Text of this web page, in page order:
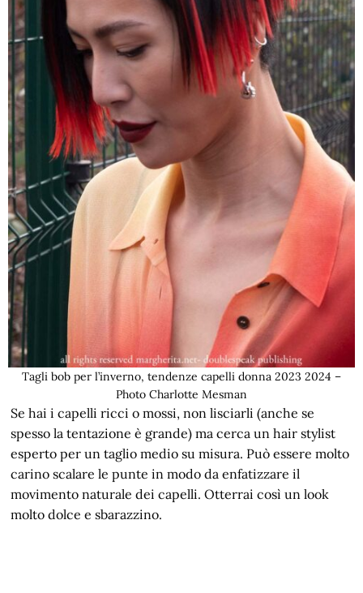
Tagli bob per l’inverno, tendenze capelli donna 2023 2024 –
Photo Charlotte Mesman
Se hai i capelli ricci o mossi, non lisciarli (anche se
spesso la tentazione è grande) ma cerca un hair stylist
esperto per un taglio medio su misura. Può essere molto
carino scalare le punte in modo da enfatizzare il
movimento naturale dei capelli. Otterrai così un look
molto dolce e sbarazzino.